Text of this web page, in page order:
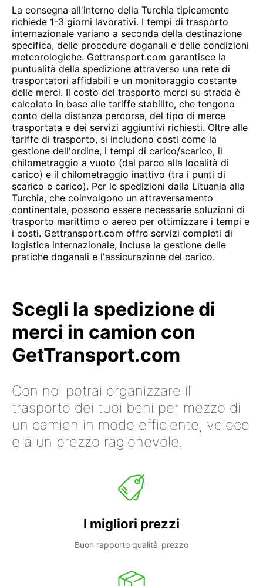
La consegna all'interno della Turchia tipicamente
richiede 1-3 giorni lavorativi. I tempi di trasporto
internazionale variano a seconda della destinazione
specifica, delle procedure doganali e delle condizioni
meteorologiche. Gettransport.com garantisce la
puntualità della spedizione attraverso una rete di
trasportatori affidabili e un monitoraggio costante
delle merci. Il costo del trasporto merci su strada è
calcolato in base alle tariffe stabilite, che tengono
conto della distanza percorsa, del tipo di merce
trasportata e dei servizi aggiuntivi richiesti. Oltre alle
tariffe di trasporto, si includono costi come la
gestione dell'ordine, i tempi di carico/scarico, il
chilometraggio a vuoto (dal parco alla località di
carico) e il chilometraggio inattivo (tra i punti di
scarico e carico). Per le spedizioni dalla Lituania alla
Turchia, che coinvolgono un attraversamento
continentale, possono essere necessarie soluzioni di
trasporto marittimo o aereo per ottimizzare i tempi e
i costi. Gettransport.com offre servizi completi di
logistica internazionale, inclusa la gestione delle
pratiche doganali e l'assicurazione del carico.
Scegli la spedizione di
merci in camion con
GetTransport.com
Con noi potrai organizzare il
trasporto dei tuoi beni per mezzo di
un camion in modo efficiente, veloce
e a un prezzo ragionevole.
I migliori prezzi
Buon rapporto qualità-prezzo